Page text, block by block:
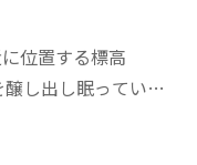
位置する標高
し出し眠っている